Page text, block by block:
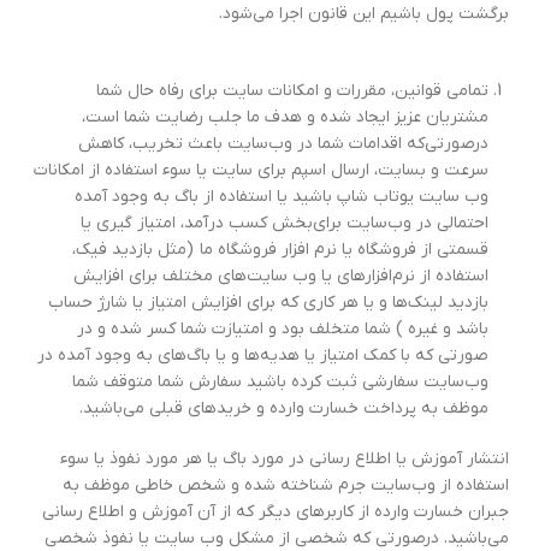
برگشت پول باشیم این قانون اجرا می‌شود.
تمامی قوانین، مقررات و امکانات سایت برای رفاه حال شما
مشتریان عزیز ایجاد شده و هدف ما جلب رضایت شما است،
درصورتی‌که اقدامات شما در وب‌سایت باعث تخریب، کاهش
سرعت و بسایت، ارسال اسپم برای سایت یا سوء استفاده از امکانات
وب سایت یوتاب شاپ باشید یا استفاده از باگ به وجود آمده
احتمالی در وب‌سایت برای‌بخش کسب درآمد، امتیاز گیری یا
قسمتی از فروشگاه یا نرم افزار فروشگاه ما (مثل بازدید فیک،
استفاده از نرم‌افزار‌های یا وب سایت‌های مختلف برای افزایش
بازدید لینک‌ها و یا هر کاری که برای افزایش امتیاز یا شارژ حساب
باشد و غیره ) شما متخلف بود و امتیازت شما کسر شده و در
صورتی که با کمک امتیاز یا هدیه‌ها و یا باگ‌های به وجود آمده در
وب‌سایت سفارشی ثبت کرده باشید سفارش شما متوقف شما
موظف به پرداخت خسارت وارده و خریدهای قبلی می‌باشید.
انتشار آموزش یا اطلاع رسانی در مورد باگ یا هر مورد نفوذ یا سوء
استفاده از وب‌سایت جرم شناخته شده و شخص خاطی موظف به
جبران خسارت وارده از کاربرهای دیگر که از آن آموزش و اطلاع رسانی
می‌باشید. درصورتی که شخصی از مشکل وب سایت یا نفوذ شخصی